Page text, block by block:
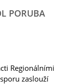
PORUBA
Regionálními
zaslouží